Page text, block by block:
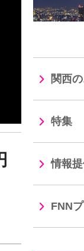
関西
特集
情報
FNN